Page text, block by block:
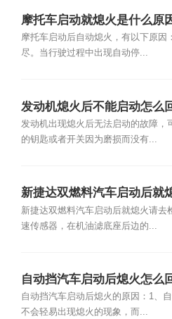
摩托车启动就熄火是什么原
摩托车启动后自动熄火，有以下原因
尽。当行驶过程中出现自动停...
发动机熄火后不能启动怎么
发动机出现熄火后无法启动的故障，
的钥匙或者开关因为磨损而没有...
新捷达双燃料汽车启动后就
回事?
新捷达双燃料汽车启动后就熄火请去
速传感器，在机油滤底座后边的...
自动挡汽车启动后熄火怎么
自动挡汽车启动后熄火的原因：1、
不会轻易出现熄火的现象，而...